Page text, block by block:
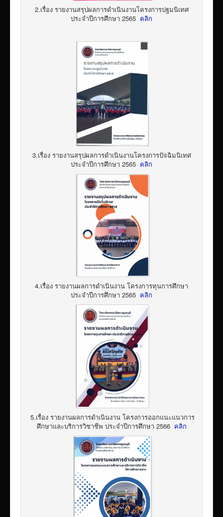
2.เรื่อง รายงานสรุปผลการดำเนินงานโครงการปฐมนิเทศ
ประจำปีการศึกษา 2565 คลิก
3.เรื่อง รายงานสรุปผลการดำเนินงานโครงการปัจฉิมนิเทศ
ประจำปีการศึกษา 2565 คลิก
4.เรื่อง รายงานผลการดำเนินงาน โครงการทุนการศึกษา
ประจำปีการศึกษา 2565 คลิก
5.เรื่อง รายงานผลการดำเนินงาน โครงการออกแนะแนวการ
ศึกษาและบริการวิชาชีพ ประจำปีการศึกษา 2566 คลิก